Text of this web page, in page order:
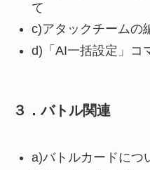
て
c)アタックチームの
d)「AI一括設定」コ
３．バトル関連
a)バトルカードにつ